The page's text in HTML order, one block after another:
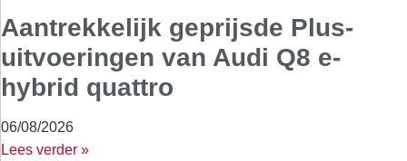
Aantrekkelijk geprijsde Plus-
uitvoeringen van Audi Q8 e-
hybrid quattro
06/08/2026
Lees verder »